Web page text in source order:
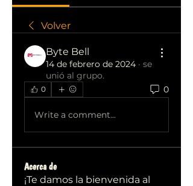
Volver
Byte Bell
14 de febrero de 2024 · se
unió al grupo.
0 0
Write a comment...
Acerca de
¡Te damos la bienvenida al